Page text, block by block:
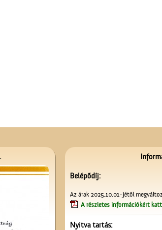
Belépődíj:
Az árak 2025.10.01-jétől
A részletes információkért
Nyitva tartás: